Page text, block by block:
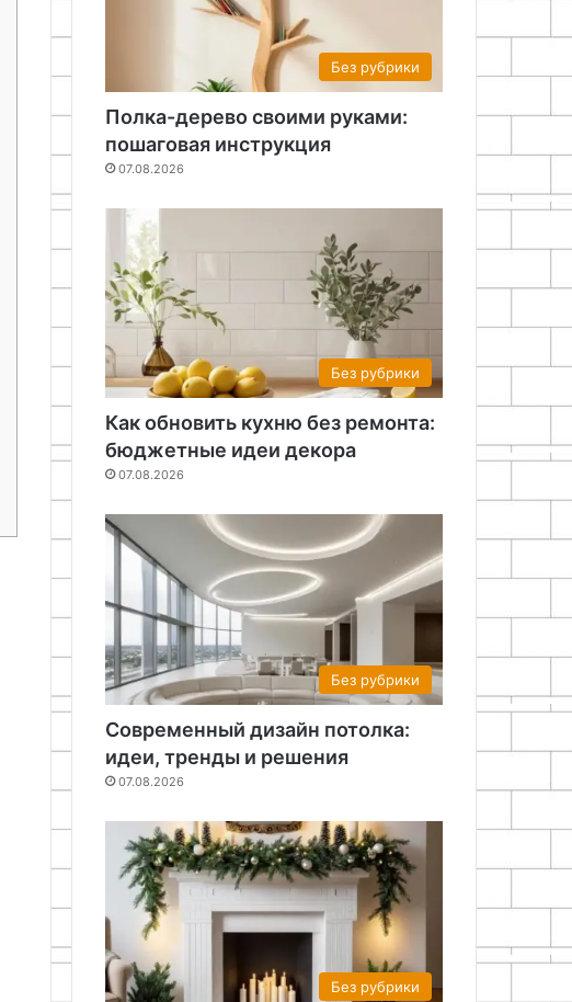
Без рубрики
Полка-дерево своими руками:
пошаговая инструкция
07.08.2026
Без рубрики
Как обновить кухню без ремонта:
бюджетные идеи декора
07.08.2026
Без рубрики
Современный дизайн потолка:
идеи, тренды и решения
07.08.2026
Без рубрики